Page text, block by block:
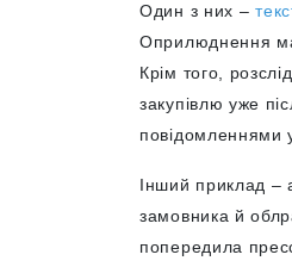
Один з них –
Оприлюднення
Крім того,
закупівлю уже
повідомленнями
Інший приклад –
замовника й
попередила